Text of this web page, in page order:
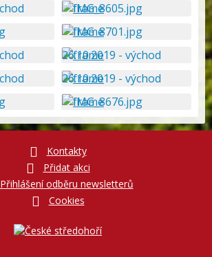
Kontakty
Přidat akci
Přihlášení odběru newsletterů
Cookies